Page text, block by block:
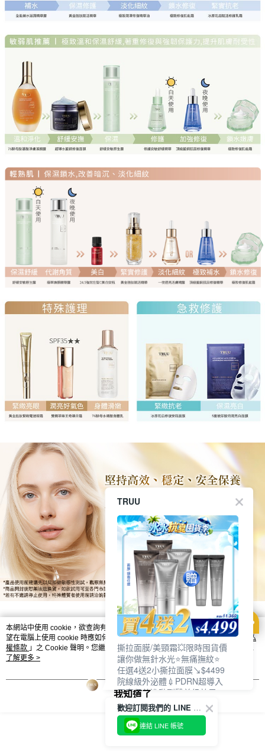
顯示電腦版詳細說明
本網站中使用 cookie，欲查詢有關本網站使用 cookie 方式之詳情，及若您不希
望在電腦上使用 cookie 時應如何變更電腦的 cookie 設定，請參閱本網站「
隱私
權條款 」之 Cookie 聲明。您繼續使用本網站即表示您同意本公司得按本網站使
用條款之 Cookie 聲明使用 cookie。
了解更多 >
我知道了
TRUU
撕拉面膜/美頸霜💥限時囤貨價
讓你做無針水光⭐無痛撫紋⭐
任選4送2小撕拉面膜↘$4499
院線級外泌體💉PDRN超導入
居家保養進階到醫美級效果❗
歡迎訂閱我們的 LINE 官方帳號
連結 LINE 帳號